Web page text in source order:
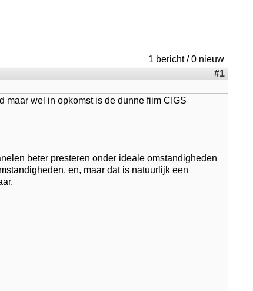
1 bericht / 0 nieuw
#1
maar wel in opkomst is de dunne fiim CIGS
beter presteren onder ideale omstandigheden
en, maar dat is natuurlijk een